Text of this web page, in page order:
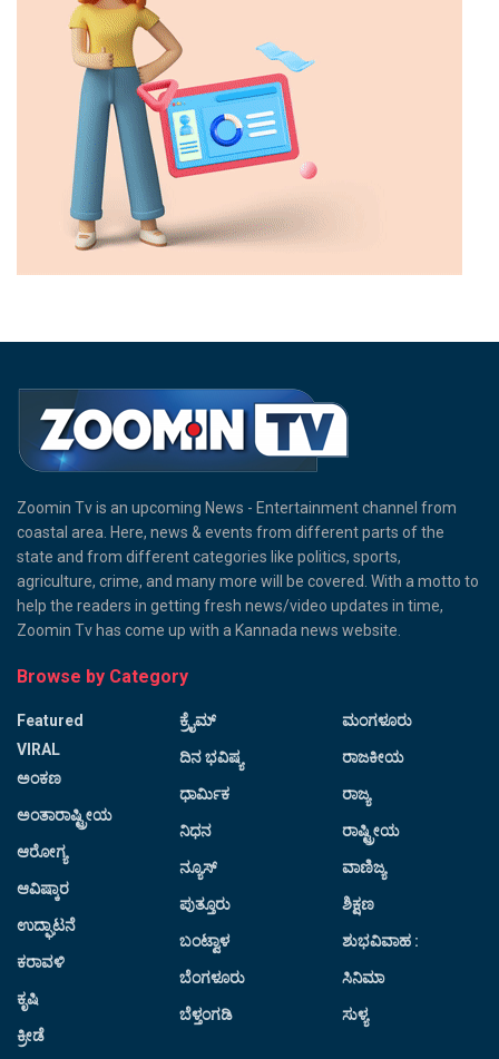
Zoomin Tv is an upcoming News - Entertainment channel from
coastal area. Here, news & events from different parts of the
state and from different categories like politics, sports,
agriculture, crime, and many more will be covered. With a motto to
help the readers in getting fresh news/video updates in time,
Zoomin Tv has come up with a Kannada news website.
Browse by Category
Featured
VIRAL
ಅಂಕಣ
ಅಂತಾರಾಷ್ಟ್ರೀಯ
ಆರೋಗ್ಯ
ಆವಿಷ್ಕಾರ
ಉದ್ಘಾಟನೆ
ಕರಾವಳಿ
ಕೃಷಿ
ಕ್ರೀಡೆ
ಕ್ರೈಮ್
ದಿನ ಭವಿಷ್ಯ
ಧಾರ್ಮಿಕ
ನಿಧನ
ನ್ಯೂಸ್
ಪುತ್ತೂರು
ಬಂಟ್ವಾಳ
ಬೆಂಗಳೂರು
ಬೆಳ್ತಂಗಡಿ
ಮಂಗಳೂರು
ರಾಜಕೀಯ
ರಾಜ್ಯ
ರಾಷ್ಟ್ರೀಯ
ವಾಣಿಜ್ಯ
ಶಿಕ್ಷಣ
ಶುಭವಿವಾಹ :
ಸಿನಿಮಾ
ಸುಳ್ಯ